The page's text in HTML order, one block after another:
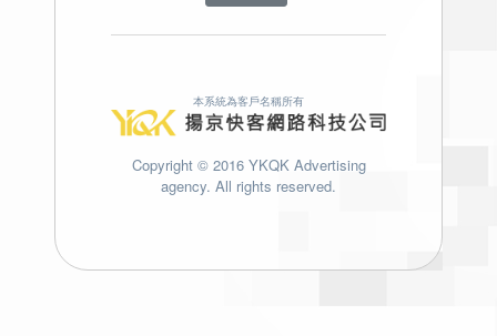
本系統為客戶名稱所有
Copyright © 2016 YKQK Advertising
agency. All rights reserved.